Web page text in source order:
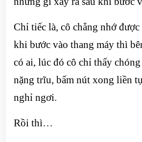
Chỉ tiếc là, cô chẳng nhớ
khi bước vào thang máy thì
có ai, lúc đó cô chỉ thấy
nặng trĩu, bấm nút xong liền
nghỉ ngơi.
Rồi thì…